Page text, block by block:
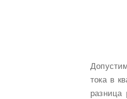
тока в
разница